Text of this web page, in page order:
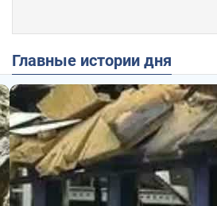
Главные истории дня